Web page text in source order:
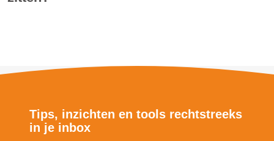
Tips, inzichten en tools rechtstreeks
in je inbox